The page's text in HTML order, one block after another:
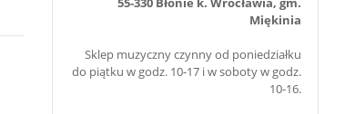
Miękinia
Sklep muzyczny czynny od poniedziałku
do piątku w godz. 10-17 i w soboty w godz.
10-16.